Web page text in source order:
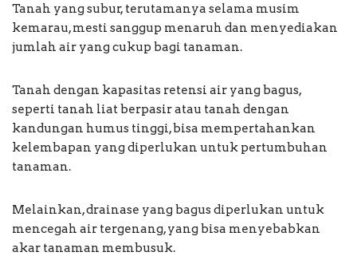
Tanah yang subur, terutamanya selama musim
kemarau, mesti sanggup menaruh dan menyediakan
jumlah air yang cukup bagi tanaman.
Tanah dengan kapasitas retensi air yang bagus,
seperti tanah liat berpasir atau tanah dengan
kandungan humus tinggi, bisa mempertahankan
kelembapan yang diperlukan untuk pertumbuhan
tanaman.
Melainkan, drainase yang bagus diperlukan untuk
mencegah air tergenang, yang bisa menyebabkan
akar tanaman membusuk.